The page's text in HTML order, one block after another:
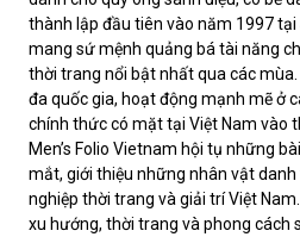
thành lập đầu tiên vào năm 1997 tại
mang sứ mệnh quảng bá tài năng
thời trang nổi bật nhất qua các
đa quốc gia, hoạt động mạnh mẽ ở
chính thức có mặt tại Việt Nam vào
Men’s Folio Vietnam hội tụ những
mắt, giới thiệu những nhân vật
nghiệp thời trang và giải trí Việt
xu hướng, thời trang và phong cách